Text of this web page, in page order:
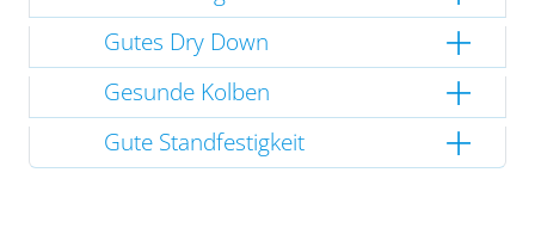
Gutes Dry Down
Gesunde Kolben
Gute Standfestigkeit